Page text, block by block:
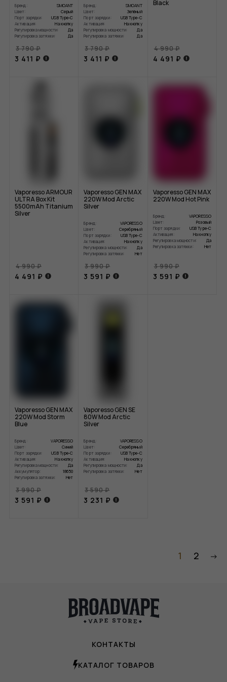
Бренд:
SMOANT
Цвет:
Серый
Порт зарядки:
USB Type-C
Активация:
На кнопку
Регулировка мощности:
Да
Регулировка затяжки:
Да
3 790 ₽
3 411 ₽
Бренд:
SMOANT
Цвет:
Зелёный
Порт зарядки:
USB Type-C
Активация:
На кнопку
Регулировка мощности:
Да
Регулировка затяжки:
Да
3 790 ₽
3 411 ₽
Black
4 990 ₽
4 491 ₽
Vaporesso ARMOUR
ULTRA Box Kit
5500mAh Titanium
Silver
4 990 ₽
4 491 ₽
Vaporesso GEN MAX
220W Mod Arctic
Silver
Бренд:
VAPORESSO
Цвет:
Серебряный
Порт зарядки:
USB Type-C
Активация:
На кнопку
Регулировка мощности:
Да
Регулировка затяжки:
Нет
3 990 ₽
3 591 ₽
Vaporesso GEN MAX
220W Mod Hot Pink
Бренд:
VAPORESSO
Цвет:
Розовый
Порт зарядки:
USB Type-C
Активация:
На кнопку
Регулировка мощности:
Да
Регулировка затяжки:
Нет
3 990 ₽
3 591 ₽
Vaporesso GEN MAX
220W Mod Storm
Blue
Бренд:
VAPORESSO
Цвет:
Синий
Порт зарядки:
USB Type-C
Активация:
На кнопку
Регулировка мощности:
Да
Аккумулятор:
18650
Регулировка затяжки:
Нет
3 990 ₽
3 591 ₽
Vaporesso GEN SE
80W Mod Arctic
Silver
Бренд:
VAPORESSO
Цвет:
Серебряный
Порт зарядки:
USB Type-C
Активация:
На кнопку
Регулировка мощности:
Да
Регулировка затяжки:
Нет
3 590 ₽
3 231 ₽
1 2
КОНТАКТЫ
КАТАЛОГ ТОВАРОВ